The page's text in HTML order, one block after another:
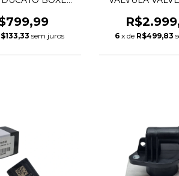
sem juros
11377527016
6 x de R$499,83